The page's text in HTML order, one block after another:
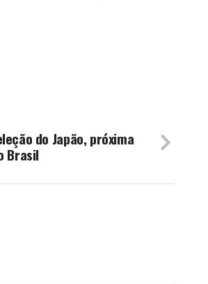
do Japão, próxima
Brasil